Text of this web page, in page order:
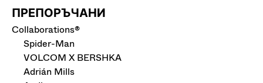
ПРЕПОРЪЧАНИ
Collaborations®
Spider-Man
VOLCOM X BERSHKA
Adrián Mills